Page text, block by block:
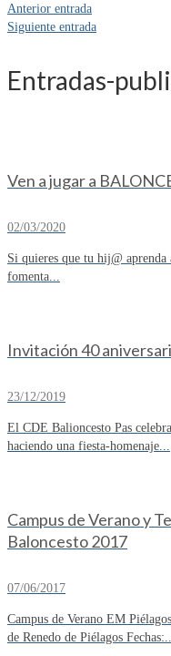
Anterior entrada
Siguiente entrada
Entradas-
Ven a jugar a
02/03/2020
Si quieres que tu hij@
fomenta...
Invitación 40
23/12/2019
El CDE Balioncesto Pas
haciendo una fiesta-homenaje...
Campus de Verano y
Baloncesto 2017
07/06/2017
Campus de Verano EM
de Renedo de Piélagos